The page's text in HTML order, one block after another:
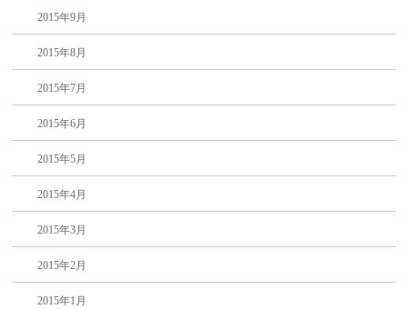
2015年9月
2015年8月
2015年7月
2015年6月
2015年5月
2015年4月
2015年3月
2015年2月
2015年1月